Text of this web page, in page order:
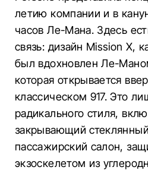
летию компании и в
часов Ле-Мана. Здесь
связь: дизайн Mission X,
был вдохновлен Ле-
которая открывается
классическом 917. Это
радикального стиля,
закрывающий
пассажирский салон,
экзоскелетом из